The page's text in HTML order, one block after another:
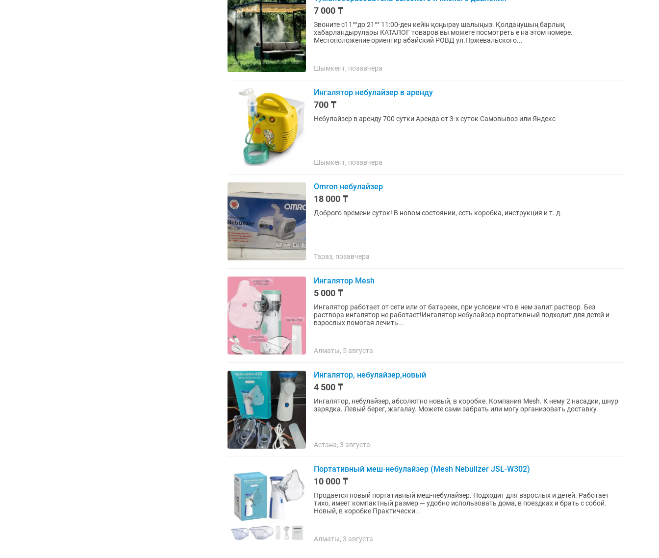
7 000 ₸
Звоните с11°°до 21°° 11:00-ден кейін қоңырау шалыңыз. Қолданушың барлық
хабарландырулары КАТАЛОГ товаров вы можете посмотреть е на этом номере.
Местоположение ориентир абайский РОВД ул.Пржевальского...
Шымкент, позавчера
Ингалятор небулайзер в аренду
700 ₸
Небулайзер в аренду 700 сутки Аренда от 3-х суток Самовывоз или Яндекс
Шымкент, позавчера
Omron небулайзер
18 000 ₸
Доброго времени суток! В новом состоянии, есть коробка, инструкция и т. д.
Тараз, позавчера
Ингалятор Mesh
5 000 ₸
Ингалятор работает от сети или от батареек, при условии что в нем залит раствор. Без
раствора ингалятор не работает!Ингалятор небулайзер портативный подходит для детей и
взрослых помогая лечить...
Алматы, 5 августа
Ингалятор, небулайзер,новый
4 500 ₸
Ингалятор, небулайзер, абсолютно новый, в коробке. Компания Mesh. К нему 2 насадки, шнур
зарядка. Левый берег, жагалау. Можете сами забрать или могу организовать доставку
Астана, 3 августа
Портативный меш-небулайзер (Mesh Nebulizer JSL-W302)
10 000 ₸
Продается новый портативный меш-небулайзер. Подходит для взрослых и детей. Работает
тихо, имеет компактный размер — удобно использовать дома, в поездках и брать с собой.
Новый, в коробке Практически...
Алматы, 3 августа